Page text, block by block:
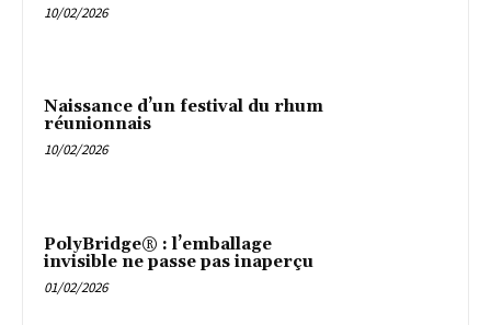
10/02/2026
Naissance d’un festival du rhum
réunionnais
10/02/2026
PolyBridge® : l’emballage
invisible ne passe pas inaperçu
01/02/2026